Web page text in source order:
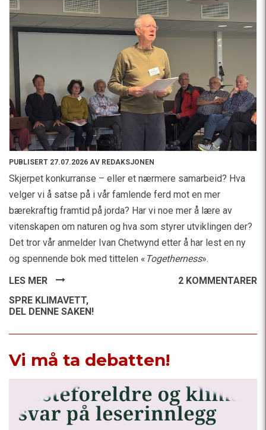
PUBLISERT 27.07.2026 AV REDAKSJONEN
Skjerpet konkurranse – eller et nærmere samarbeid? Hva
velger vi å satse på i vår famlende ferd mot en mer
bærekraftig framtid på jorda? Har vi noe mer å lære av
vitenskapen om naturen og hva som styrer utviklingen der?
Det tror vår anmelder Ivan Chetwynd etter å har lest en ny
og spennende bok med tittelen « Togetherness».
LES MER
2 KOMMENTARER
SPRE KLIMAVETT,
DEL DENNE SAKEN!
Vi må ta debatten!